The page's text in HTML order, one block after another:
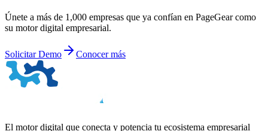
Únete a más de 1,000 empresas que ya confían en PageGear como
su motor digital empresarial.
Solicitar Demo Conocer más
El motor digital que conecta y potencia tu ecosistema empresarial